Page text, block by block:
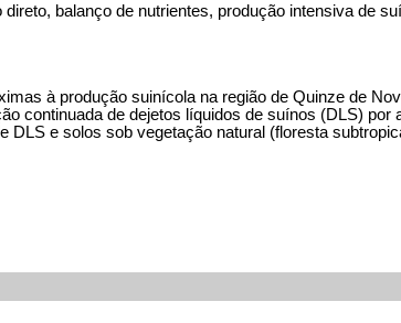
balanço de nutrientes, produção intensiva de
à produção suinícola na região de Quinze de
continuada de dejetos líquidos de suínos (DLS) por
DLS e solos sob vegetação natural (floresta